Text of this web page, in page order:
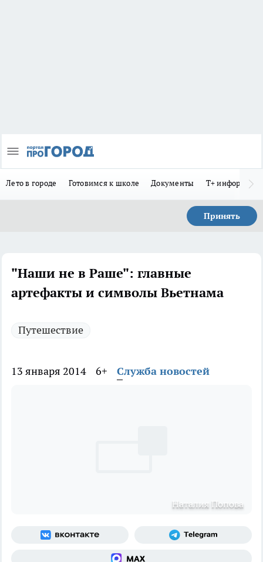
Лето в городе Готовимся к школе Документы Т+
Принять
"Наши не в Раше": главные
артефакты и символы Вьетнама
Путешествие
13 января 2014 6+ Служба новостей
Наталия Попова